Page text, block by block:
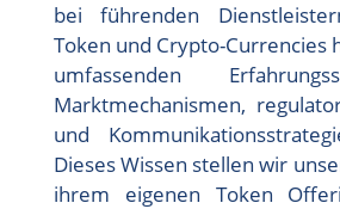
bei führenden
Token und Crypto-Currencies
umfassenden
Marktmechanismen,
und
Dieses Wissen stellen wir
ihrem eigenen Token